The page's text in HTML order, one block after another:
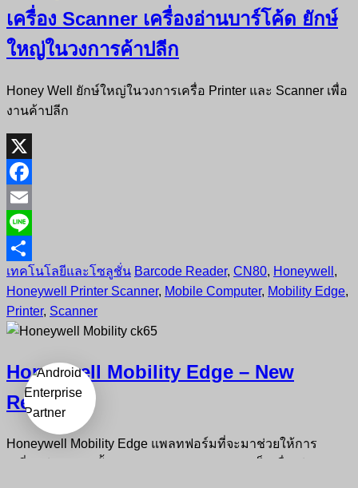
เครื่อง Scanner เครื่องอ่านบาร์โค้ด ยักษ์
ใหญ่ในวงการค้าปลีก
Honey Well ยักษ์ใหญ่ในวงการเครื่อ Printer และ Scanner เพื่อ
งานค้าปลีก
X
Facebook
Email
Line
Share
เทคโนโลยีและโซลูชั่น Barcode Reader, CN80, Honeywell ,
Honeywell Printer Scanner, Mobile Computer, Mobility Edge,
Printer, Scanner
Honeywell Mobility Edge – New
Release!!
Honeywell Mobility Edge แพลทฟอร์มที่จะมาช่วยให้การ